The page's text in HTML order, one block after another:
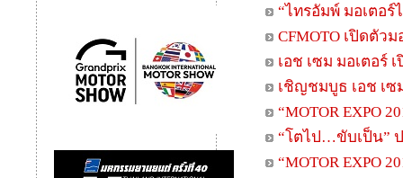
“ไทรอัมพ์ มอเตอร์
CFMOTO เปิดตัว
เอช เซม มอเตอร์ เ
เชิญชมบูธ เอช เซ
“MOTOR EXPO
“โตไป…ขับเป็น”
“MOTOR EXPO